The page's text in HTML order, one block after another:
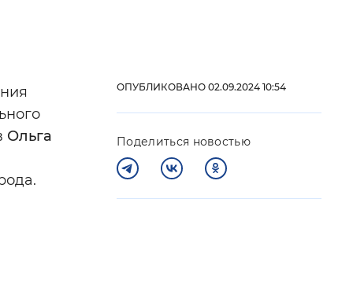
Ольга
ОПУБЛИКОВАНО 02.09.2024 10:54
Поделиться новостью